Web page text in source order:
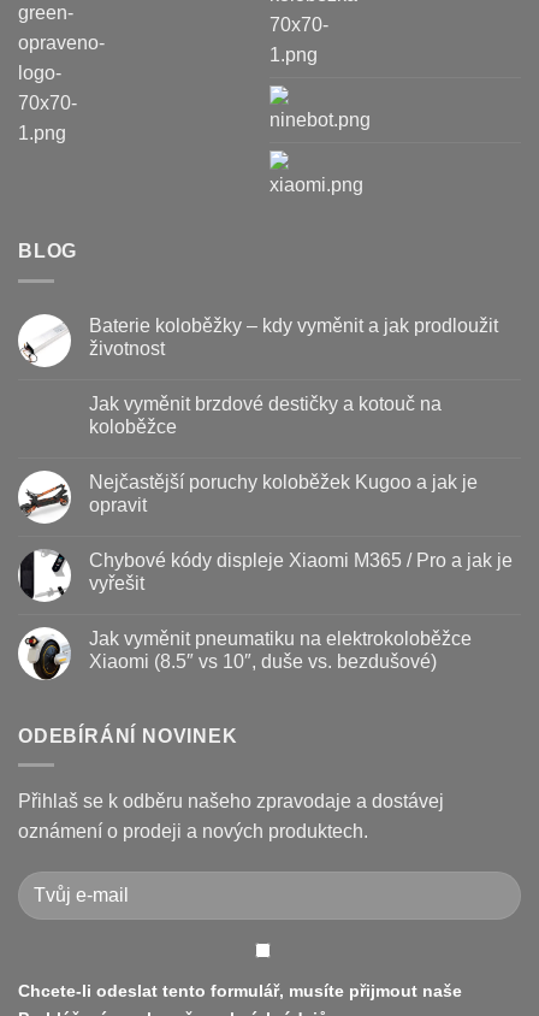
BLOG
Baterie koloběžky – kdy vyměnit a jak prodloužit
životnost
textu
s
koloběžky
kdy
jak
prodloužit
životnost
Jak vyměnit brzdové destičky a kotouč na
koloběžce
u
textu
s
vyměnit
brzdové
destičky
na
koloběžce
Nejčastější poruchy koloběžek Kugoo a jak je
opravit
u
textu
s
poruchy
koloběžek
Kugoo
opravit
Chybové kódy displeje Xiaomi M365 / Pro a jak je
vyřešit
textu
s
displeje
Xiaomi
Pro
a
jak
je
Jak vyměnit pneumatiku na elektrokoloběžce
Xiaomi (8.5″ vs 10″, duše vs. bezdušové)
textu
s
vyměnit
pneumatiku
na
elektrokoloběžce
(8.5″
vs
10″,
duše
ODEBÍRÁNÍ NOVINEK
Přihlaš se k odběru našeho zpravodaje a dostávej
oznámení o prodeji a nových produktech.
Chcete-li odeslat tento formulář, musíte přijmout naše